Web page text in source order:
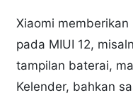
Xiaomi
pada MIUI 12,
tampilan baterai,
Kelender, bahkan